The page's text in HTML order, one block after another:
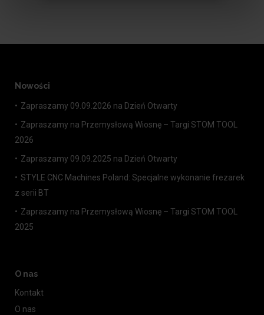
Nowości
Zapraszamy 09.09.2026 na Dzień Otwarty
Zapraszamy na Przemysłową Wiosnę – Targi STOM TOOL
2026
Zapraszamy 09.09.2025 na Dzień Otwarty
STYLE CNC Machines Poland: Specjalne wykonanie frezarek
z serii BT
Zapraszamy na Przemysłową Wiosnę – Targi STOM TOOL
2025
O nas
Kontakt
O nas